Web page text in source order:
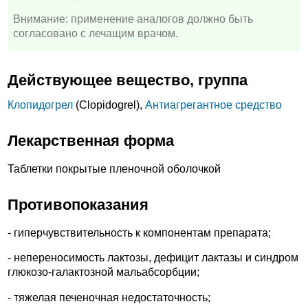
Внимание: применение аналогов должно быть
согласовано с лечащим врачом.
Действующее вещество, группа
Клопидогрел (Clopidogrel), Антиагрегантное средство
Лекарственная форма
Таблетки покрытые пленочной оболочкой
Противопоказания
- гиперчувствительность к компонентам препарата;
- непереносимость лактозы, дефицит лактазы и синдром
глюкозо-галактозной мальабсорбции;
- тяжелая печеночная недостаточность;